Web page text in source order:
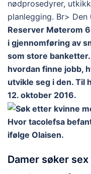
nødprosedyrer,
planlegging. Br> Den
Reserver Møterom
i gjennomføring av
som store
hvordan finne jobb,
utvikle seg i den. Til
12. oktober 2016.
Hvor tacolefsa
ifølge Olaisen.
Damer søker